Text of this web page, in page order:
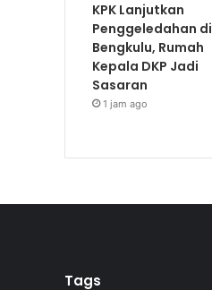
KPK Lanjutkan
Penggeledahan di
Bengkulu, Rumah
Kepala DKP Jadi
Sasaran
1 jam ago
Tags